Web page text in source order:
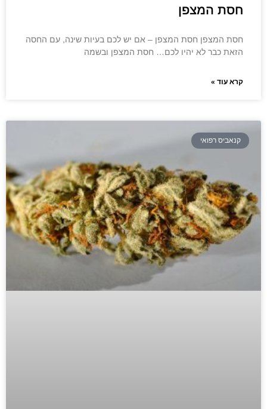
חסת המצפן
חסת המצפן חסת המצפן – אם יש לכם בעיות שינה, עם החסה
הזאת כבר לא יהיו לכם… חסת המצפן ובשמה
קרא עוד »
קנאביס רפואי